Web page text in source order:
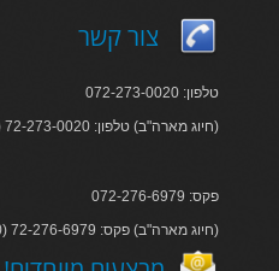
צור קשר
טלפון: 072-273-0020
+972 (0) 72-273-0020 :חיוג מארה"ב) טלפון)
פקס: 072-276-6979
+972 (0) 72-276-6979 :חיוג מארה"ב) פקס)